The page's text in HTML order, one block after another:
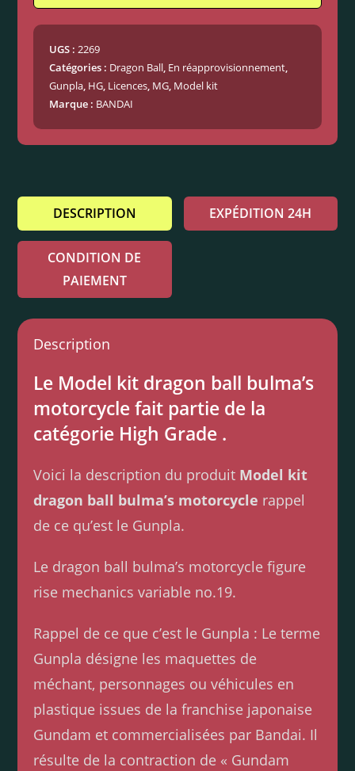
UGS :2269
Catégories : Dragon Ball, En réapprovisionnement,
Gunpla, HG, Licences, MG, Model kit
Marque : BANDAI
DESCRIPTION EXPÉDITION 24H
CONDITION DE
PAIEMENT
Description
Le Model kit dragon ball bulma’s
motorcycle fait partie de la
catégorie High Grade .
Voici la description du produit Model kit
dragon ball bulma’s motorcycle rappel
de ce qu’est le Gunpla.
Le dragon ball bulma’s motorcycle figure
rise mechanics variable no.19.
Rappel de ce que c’est le Gunpla : Le terme
Gunpla désigne les maquettes de
méchant, personnages ou véhicules en
plastique issues de la franchise japonaise
Gundam et commercialisées par Bandai. Il
résulte de la contraction de « Gundam